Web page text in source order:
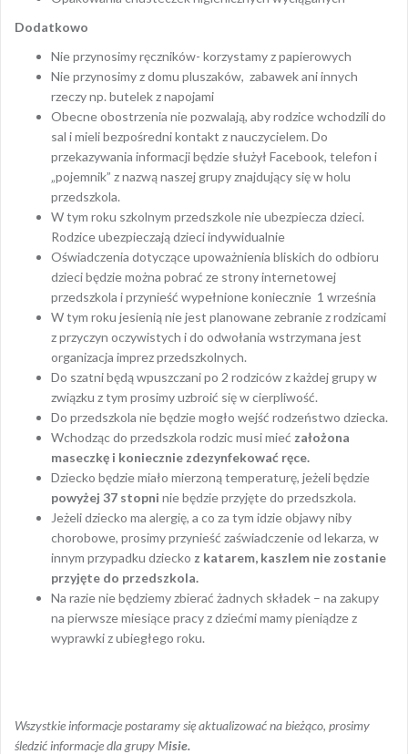
Dodatkowo
Nie przynosimy ręczników- korzystamy z papierowych
Nie przynosimy z domu pluszaków, zabawek ani innych
rzeczy np. butelek z napojami
Obecne obostrzenia nie pozwalają, aby rodzice wchodzili do
sal i mieli bezpośredni kontakt z nauczycielem. Do
przekazywania informacji będzie służył Facebook, telefon i
„pojemnik” z nazwą naszej grupy znajdujący się w holu
przedszkola.
W tym roku szkolnym przedszkole nie ubezpiecza dzieci.
Rodzice ubezpieczają dzieci indywidualnie
Oświadczenia dotyczące upoważnienia bliskich do odbioru
dzieci będzie można pobrać ze strony internetowej
przedszkola i przynieść wypełnione koniecznie 1 września
W tym roku jesienią nie jest planowane zebranie z rodzicami
z przyczyn oczywistych i do odwołania wstrzymana jest
organizacja imprez przedszkolnych.
Do szatni będą wpuszczani po 2 rodziców z każdej grupy w
związku z tym prosimy uzbroić się w cierpliwość.
Do przedszkola nie będzie mogło wejść rodzeństwo dziecka.
Wchodząc do przedszkola rodzic musi mieć założona
maseczkę i koniecznie zdezynfekować ręce.
Dziecko będzie miało mierzoną temperaturę, jeżeli będzie
powyżej 37 stopni nie będzie przyjęte do przedszkola.
Jeżeli dziecko ma alergię, a co za tym idzie objawy niby
chorobowe, prosimy przynieść zaświadczenie od lekarza, w
innym przypadku dziecko z katarem, kaszlem nie zostanie
przyjęte do przedszkola.
Na razie nie będziemy zbierać żadnych składek – na zakupy
na pierwsze miesiące pracy z dziećmi mamy pieniądze z
wyprawki z ubiegłego roku.
Wszystkie informacje postaramy się aktualizować na bieżąco, prosimy
śledzić informacje dla grupy Misie.